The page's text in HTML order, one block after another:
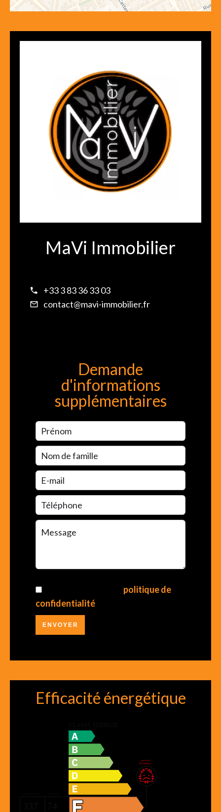
MaVi Immobilier
+33 3 83 36 33 03
contact@mavi-immobilier.fr
Demande
d'informations
supplémentaires
politique de
confidentialité
ENVOYER
Efficacité énergétique